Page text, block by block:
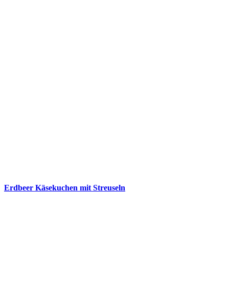
Erdbeer Käsekuchen mit Streuseln